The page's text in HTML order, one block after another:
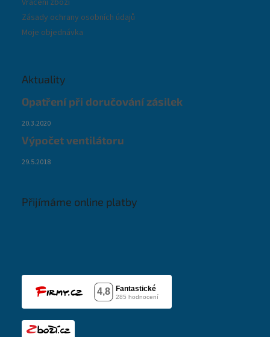
Vrácení zboží
Zásady ochrany osobních údajů
Moje objednávka
Aktuality
Opatření při doručování zásilek
20.3.2020
Výpočet ventilátoru
29.5.2018
Přijímáme online platby